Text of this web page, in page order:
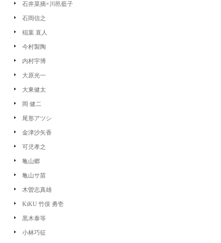
石井菜摘×川邑藍子
石岡信之
稲葉 直人
今村製陶
内村宇博
大原光一
大東健太
岡 健二
尾形アツシ
金津沙矢香
可児孝之
亀山郷
亀山サ苗
木曽志真雄
KiKU 竹俣 勇壱
黒木泰等
小林巧征